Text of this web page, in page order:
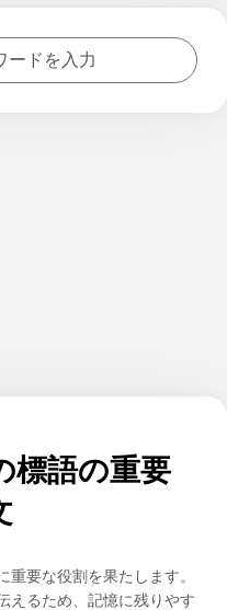
標語の重要
要な役割を果たします。
えるため、記憶に残りやす